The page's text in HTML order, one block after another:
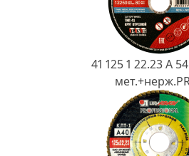
41 125 1 22.23 A